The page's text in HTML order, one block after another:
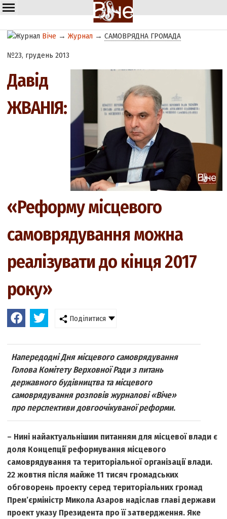
Віче →Журнал →САМОВРЯДНА ГРОМАДА
№23, грудень 2013
Давід
ЖВАНІЯ:
«Реформу місцевого
самоврядування можна
реалізувати до кінця 2017
року»
Поділитися
Напередодні Дня місцевого самоврядування
Голова Комітету Верховної Ради з питань
державного будівництва та місцевого
самоврядування розповів журналові «Віче»
про перспективи довгоочікуваної реформи.
– Нині найактуальнішим питанням для місцевої влади є
доля Концепції реформування місцевого
самоврядування та територіальної організації влади.
22 жовтня після майже 11 тисяч громадських
обговорень проекту серед територіальних громад
Прем’єр­міністр Микола Азаров надіслав главі держави
проект указу Президента про її затвердження. Яке